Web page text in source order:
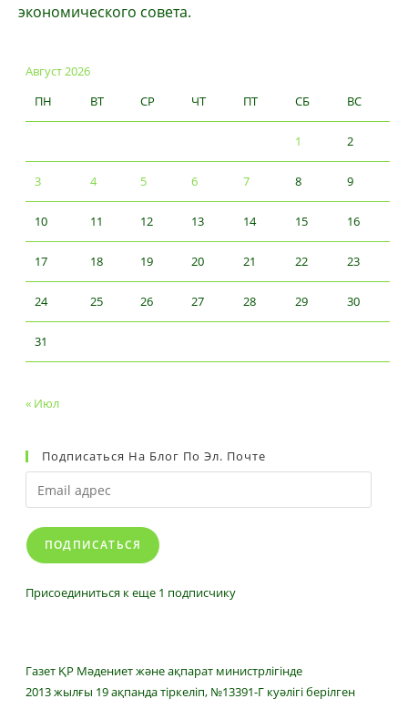
экономического совета.
Август 2026
ПН
ВТ СР ЧТ ПТ СБ ВС
1 2
3 4 5 6 7 8 9
10 11 12 13 14 15 16
17 18 19 20 21 22 23
24 25 26 27 28 29 30
31
« Июл
Подписаться На Блог По Эл. Почте
Email
адрес
ПОДПИСАТЬСЯ
Присоединиться к еще 1 подписчику
Газет ҚР Мәдениет және ақпарат министрлігінде
2013 жылғы 19 ақпанда тіркеліп, №13391-Г куәлігі берілген